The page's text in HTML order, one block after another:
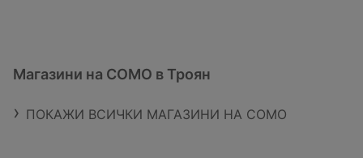
Магазини на COMO в Троян
ПОКАЖИ ВСИЧКИ МАГАЗИНИ НА COMO